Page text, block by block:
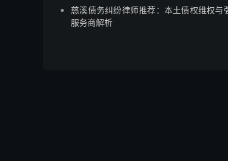
慈溪债务纠纷律师推荐：本土债权维权与
服务商解析